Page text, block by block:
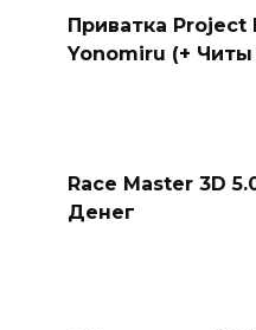
Приватка Project
Yonomiru (+
Race Master 3D
Денег